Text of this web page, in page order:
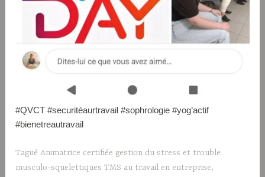
#QVCT #securitéaurtravail #sophrologie #yog’actif
#bienetreautravail
TaguéAnimatrice certifiée gestion du stress et trouble
musculo-squelettiques TMS au travail en entreprise,